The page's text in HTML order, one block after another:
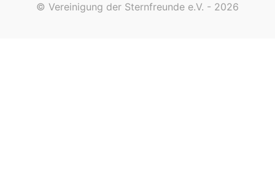
© Vereinigung der Sternfreunde e.V. - 2026